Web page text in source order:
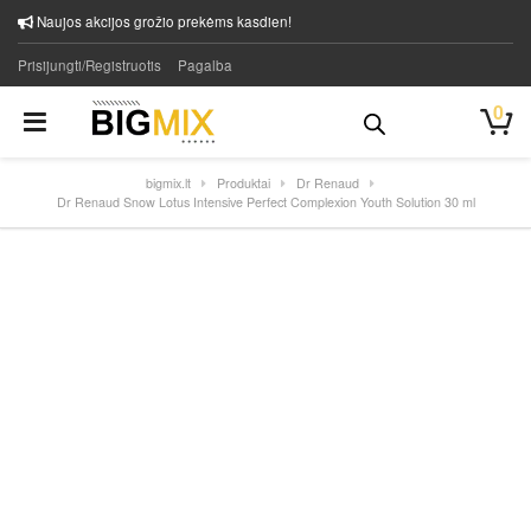
Naujos akcijos grožio prekėms kasdien!
Prisijungti/Registruotis Pagalba
0
bigmix.lt Produktai
Dr Renaud
Dr Renaud Snow Lotus Intensive Perfect Complexion Youth Solution 30 ml